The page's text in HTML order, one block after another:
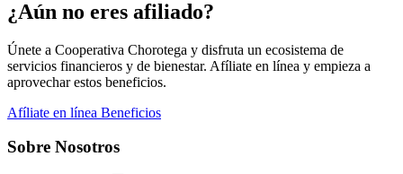
¿Aún no eres afiliado?
Únete a Cooperativa Chorotega y disfruta un ecosistema de
servicios financieros y de bienestar. Afíliate en línea y empieza a
aprovechar estos beneficios.
Afíliate en línea Beneficios
Sobre Nosotros